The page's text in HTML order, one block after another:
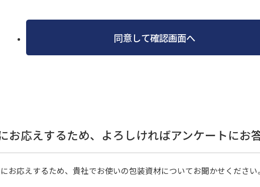
同意して確認画面へ
お応えするため、よろしければアンケートにお
お応えするため、貴社でお使いの包装資材についてお聞かせくださ